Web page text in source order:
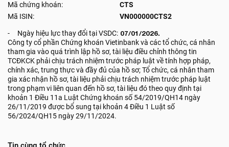
Mã chứng khoán:
CTS
Mã ISIN:
VN000000CTS2
- Ngày hiệu lực thay đổi tại VSDC: 07/01/2026.
Công ty cổ phần Chứng khoán Vietinbank và các tổ chức, cá nhân
tham gia vào quá trình lập hồ sơ, tài liệu điều chỉnh thông tin
TCĐKCK phải chịu trách nhiệm trước pháp luật về tính hợp pháp,
chính xác, trung thực và đầy đủ của hồ sơ; Tổ chức, cá nhân tham
gia xác nhận hồ sơ, tài liệu phải chịu trách nhiệm trước pháp luật
trong phạm vi liên quan đến hồ sơ, tài liệu đó theo quy định tại
khoản 1 Điều 11a Luật Chứng khoán số 54/2019/QH14 ngày
26/11/2019 được bổ sung tại khoản 4 Điều 1 Luật số
56/2024/QH15 ngày 29/11/2024.